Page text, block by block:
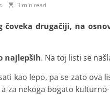
3 min read
drugačiji, na
najlepših. Na toj listi se
kao lepo, pa se zato ova
za nekoga bogato